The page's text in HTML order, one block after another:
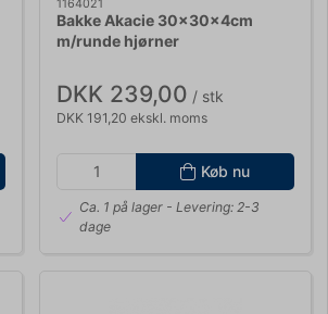
1164021
Bakke Akacie 30x30x4cm
m/runde hjørner
DKK 239,00 / stk
DKK 191,20 ekskl. moms
Køb nu
Ca. 1 på lager - Levering: 2-3
dage